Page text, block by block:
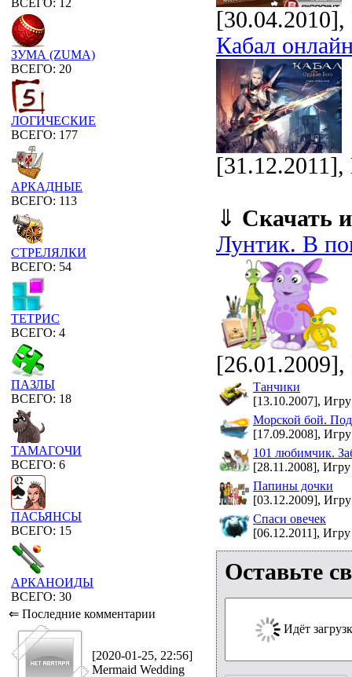
ВСЕГО: 12
ЗУМА (ZUMA)
ВСЕГО: 20
ЛОГИЧЕСКИЕ
ВСЕГО: 177
АРКАДНЫЕ
ВСЕГО: 113
СТРЕЛЯЛКИ
ВСЕГО: 54
ТЕТРИС
ВСЕГО: 4
ПАЗЛЫ
ВСЕГО: 18
ТАМАГОЧИ
ВСЕГО: 6
ПАСЬЯНСЫ
ВСЕГО: 15
АРКАНОИДЫ
ВСЕГО: 30
⇐ Последние комментарии
[2020-01-25, 22:56]
Mermaid Wedding
[30.04.2010],
Кабал
[31.12.2011],
⇓ Скачать
Лунтик. В
[26.01.2009],
Танчики
[13.10.2007],
Морской бой.
[17.09.2008],
101 любимчик.
[28.11.2008],
Папины дочки
[03.12.2009],
Спаси овечек
[06.12.2011],
Оставьте
Идёт